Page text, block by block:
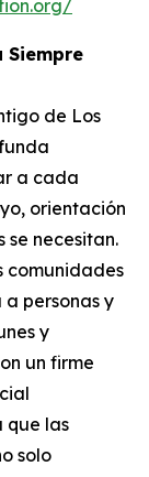
de Los
a cada
orientación
se necesitan.
comunidades
personas y
y
un firme
que las
solo